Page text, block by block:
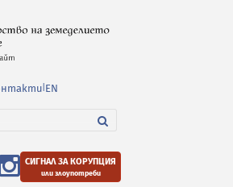
EN
СИГНАЛ ЗА КОРУПЦИЯ
или злоупотреби